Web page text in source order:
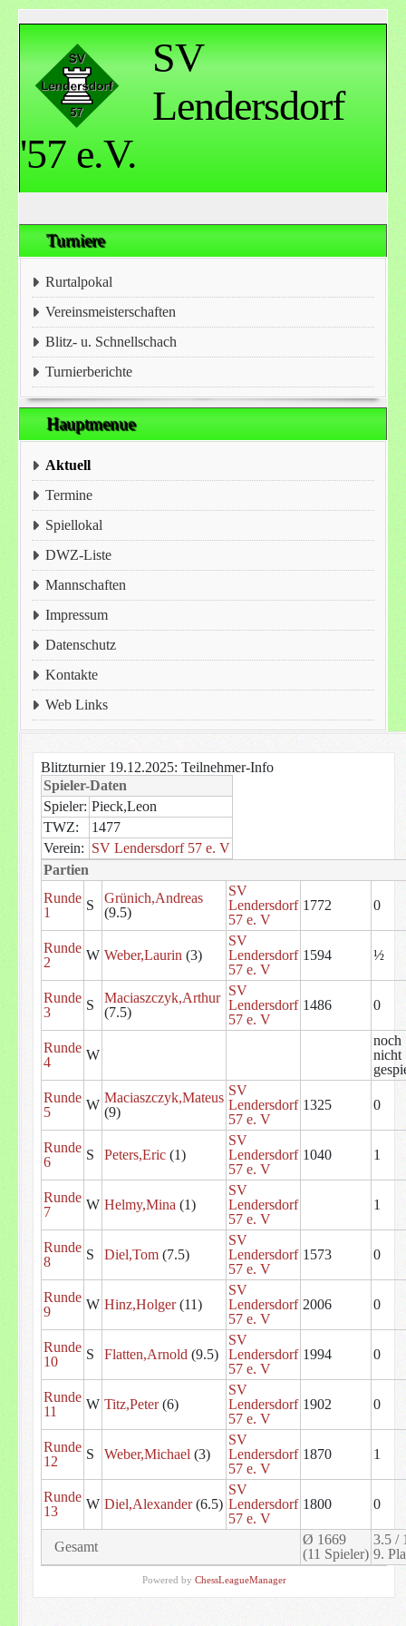
SV
Lendersdorf
'57 e.V.
Turniere
Rurtalpokal
Vereinsmeisterschaften
Blitz- u. Schnellschach
Turnierberichte
Hauptmenue
Aktuell
Termine
Spiellokal
DWZ-Liste
Mannschaften
Impressum
Datenschutz
Kontakte
Web Links
Blitzturnier 19.12.2025: Teilnehmer-Info
Spieler-Daten
Spieler: Pieck,Leon
TWZ:
1477
Verein: SV Lendersdorf 57 e. V
Partien
Runde
1
S
Grünich,Andreas
(9.5)
SV
Lendersdorf
57 e. V
1772 0
Runde
2
W Weber,Laurin (3)
SV
Lendersdorf
57 e. V
1594 ½
Runde
3
S
Maciaszczyk,Arthur
(7.5)
SV
Lendersdorf
57 e. V
1486 0
Runde
4
W
noch
nicht
Runde
5
W Maciaszczyk,Mateus
(9)
SV
Lendersdorf
57 e. V
1325 0
Runde
6
S Peters,Eric(1)
SV
Lendersdorf
57 e. V
1040 1
Runde
7
W Helmy,Mina (1)
SV
Lendersdorf
57 e. V
1
Runde
8
S Diel,Tom(7.5)
SV
Lendersdorf
57 e. V
1573 0
Runde
9
W Hinz,Holger(11)
SV
Lendersdorf
57 e. V
2006 0
Runde
10
S Flatten,Arnold (9.5)
SV
Lendersdorf
57 e. V
1994 0
Runde
11
W Titz,Peter(6)
SV
Lendersdorf
57 e. V
1902 0
Runde
12
S Weber,Michael (3)
SV
Lendersdorf
57 e. V
1870 1
Runde
13
W Diel,Alexander(6.5)
SV
Lendersdorf
57 e. V
1800 0
Gesamt
Ø 1669
(11 Spieler)
3.5 /
9.
Powered by ChessLeagueManager